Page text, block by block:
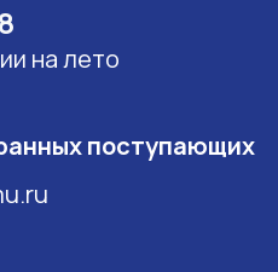
на лето
поступающих